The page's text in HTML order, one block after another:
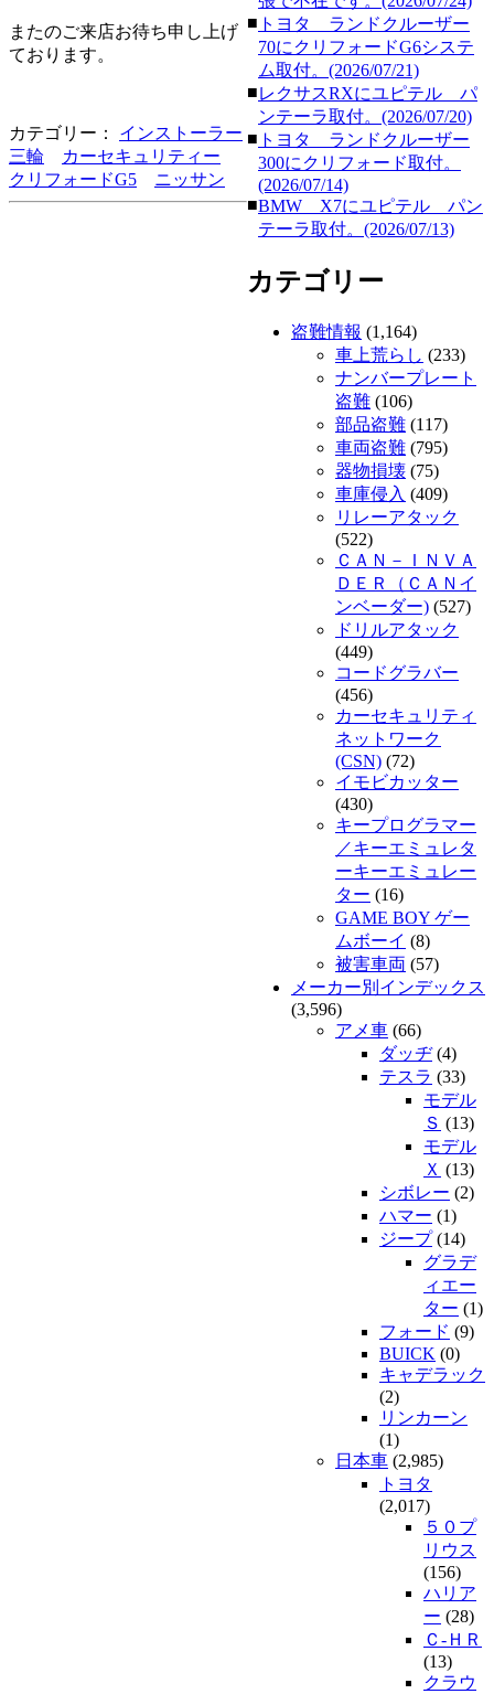
またのご来店お待ち申し上げ
ております。
カテゴリー：
インストーラー
三輪
カーセキュリティー
クリフォードG5
ニッサン
■ トヨタ ランドクルーザー
70にクリフォードG6システ
ム取付。(2026/07/21)
■レクサスRXにユピテル パ
ンテーラ取付。(2026/07/20)
■ トヨタ ランドクルーザー
300にクリフォード取付。
(2026/07/14)
■BMW X7にユピテル パン
テーラ取付。(2026/07/13)
カテゴリー
盗難情報 (1,164)
車上荒らし (233)
ナンバープレート
盗難 (106)
部品盗難 (117)
車両盗難 (795)
器物損壊 (75)
車庫侵入 (409)
リレーアタック
(522)
ＣＡＮ－ＩＮＶＡ
ＤＥＲ（ＣＡＮイ
ンベーダー) (527)
ドリルアタック
(449)
コードグラバー
(456)
カーセキュリティ
ネットワーク
(CSN) (72)
イモビカッター
(430)
キープログラマー
／キーエミュレタ
ーキーエミュレー
ター (16)
GAME BOY ゲー
ムボーイ (8)
被害車両 (57)
メーカー別インデックス
(3,596)
アメ車 (66)
ダッヂ(4)
テスラ (33)
モデル
Ｓ (13)
モデル
Ｘ (13)
シボレー (2)
ハマー (1)
ジープ(14)
グラデ
ィエー
ター (1)
フォード (9)
BUICK (0)
キャデラック
(2)
リンカーン
(1)
日本車 (2,985)
トヨタ
(2,017)
５０プ
リウス
(156)
ハリア
ー (28)
Ｃ-ＨＲ
(13)
クラウ